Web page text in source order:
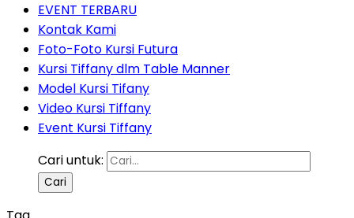
EVENT TERBARU
Kontak Kami
Foto-Foto Kursi Futura
Kursi Tiffany dlm Table Manner
Model Kursi Tifany
Video Kursi Tiffany
Event Kursi Tiffany
Cari untuk: